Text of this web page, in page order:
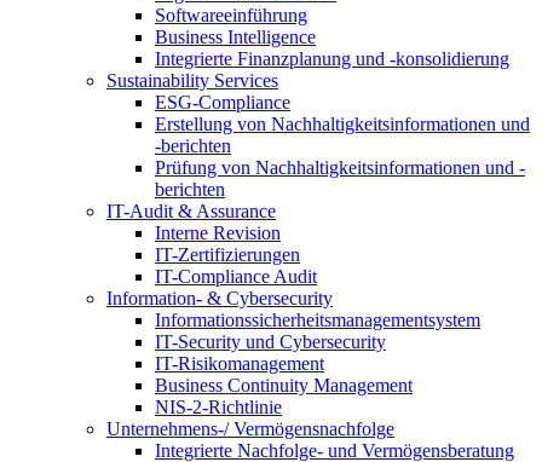
Softwareeinführung
Business Intelligence
Integrierte Finanzplanung und -konsolidierung
Sustainability Services
ESG-Compliance
Erstellung von Nachhaltigkeitsinformationen und
-berichten
Prüfung von Nachhaltigkeitsinformationen und -
berichten
IT-Audit & Assurance
Interne Revision
IT-Zertifizierungen
IT-Compliance Audit
Information- & Cybersecurity
Informationssicherheitsmanagementsystem
IT-Security und Cybersecurity
IT-Risikomanagement
Business Continuity Management
NIS-2-Richtlinie
Unternehmens-/Vermögensnachfolge
Integrierte Nachfolge- und Vermögensberatung